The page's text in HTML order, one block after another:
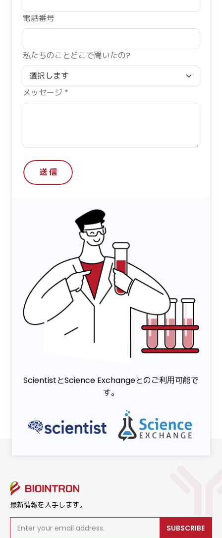
電話番号
私たちのことどこで聞いたの?
メッセージ *
送 信
ScientistとScience Exchangeとのご利用可能で
す。
最新情報を入手します。
SUBSCRIBE